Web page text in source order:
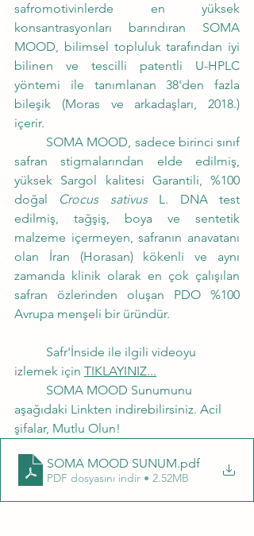
safromotivinlerde en yüksek
konsantrasyonları barındıran SOMA
MOOD, bilimsel topluluk tarafından iyi
bilinen ve tescilli patentli U-HPLC
yöntemi ile tanımlanan 38'den fazla
bileşik (Moras ve arkadaşları, 2018.)
içerir.
safran stigmalarından elde edilmiş,
yüksek Sargol kalitesi Garantili, %100
doğal Crocus sativus L. DNA test
edilmiş, tağşiş, boya ve sentetik
malzeme içermeyen, safranın anavatanı
olan İran (Horasan) kökenli ve aynı
zamanda klinik olarak en çok çalışılan
safran özlerinden oluşan PDO %100
Avrupa menşeli bir üründür.
izlemek için TIKLAYINIZ...
aşağıdaki Linkten indirebilirsiniz. Acil
şifalar, Mutlu Olun!
SOMA MOOD SUNUM.pdf
PDF dosyasını indir • 2.52MB